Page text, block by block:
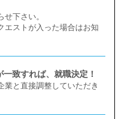
下さい。
ストが入った場合はお知
致すれば、就職決定！
と直接調整していただき